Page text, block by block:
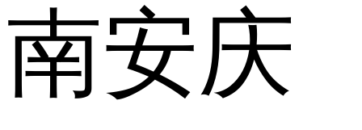
南安庆